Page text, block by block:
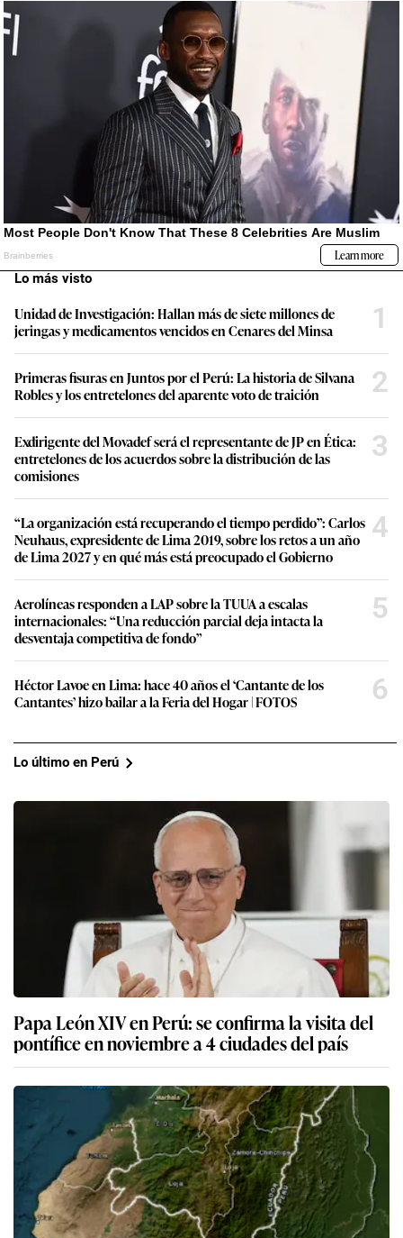
Lo más visto
Unidad de Investigación: Hallan más de siete millones de
jeringas y medicamentos vencidos en Cenares del Minsa
1
Primeras fisuras en Juntos por el Perú: La historia de Silvana
Robles y los entretelones del aparente voto de traición
2
Exdirigente del Movadef será el representante de JP en Ética:
entretelones de los acuerdos sobre la distribución de las
comisiones
3
“La organización está recuperando el tiempo perdido”: Carlos
Neuhaus, expresidente de Lima 2019, sobre los retos a un año
de Lima 2027 y en qué más está preocupado el Gobierno
4
Aerolíneas responden a LAP sobre la TUUA a escalas
internacionales: “Una reducción parcial deja intacta la
desventaja competitiva de fondo”
5
Héctor Lavoe en Lima: hace 40 años el ‘Cantante de los
Cantantes’ hizo bailar a la Feria del Hogar | FOTOS
6
Lo último en Perú
Papa León XIV en Perú: se confirma la visita del
pontífice en noviembre a 4 ciudades del país